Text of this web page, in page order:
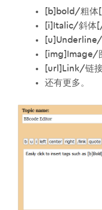
[b]bold/粗体
[i]Italic/斜体
[img]Image/
[url]Link/链
还有更多。